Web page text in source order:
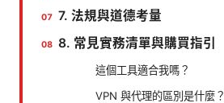
7. 法規與道德考量
8. 常見實務清單與購買指引
這個工具適合我嗎？
VPN 與代理的區別是什麼？